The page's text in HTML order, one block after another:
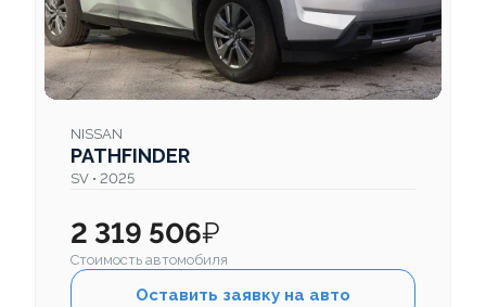
NISSAN
PATHFINDER
SV • 2025
2 319 506₽
Стоимость автомобиля
Оставить заявку на авто